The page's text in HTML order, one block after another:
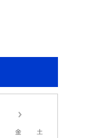
金 土